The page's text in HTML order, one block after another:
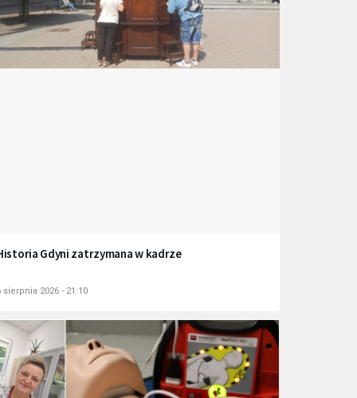
Gdyni zatrzymana w kadrze
sierpnia 2026 - 21:10